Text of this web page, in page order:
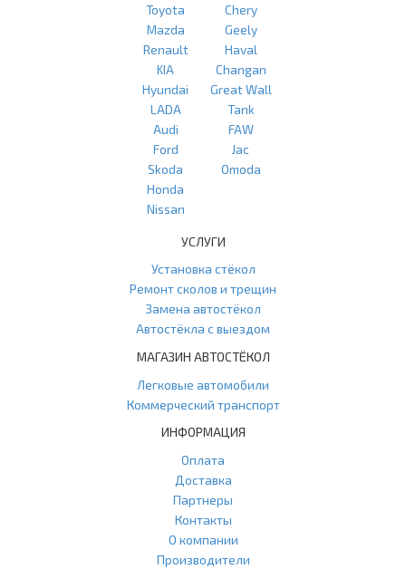
Toyota
Mazda
Renault
KIA
Hyundai
LADA
Audi
Ford
Skoda
Honda
Nissan
Chery
Geely
Haval
Changan
Great Wall
Tank
FAW
Jac
Omoda
УСЛУГИ
Установка стёкол
Ремонт сколов и трещин
Замена автостёкол
Автостёкла с выездом
МАГАЗИН АВТОСТЁКОЛ
Легковые автомобили
Коммерческий транспорт
ИНФОРМАЦИЯ
Оплата
Доставка
Партнеры
Контакты
О компании
Производители